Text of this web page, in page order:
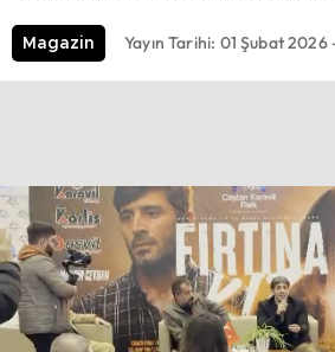
Magazin Yayın Tarihi: 01 Şubat 2026